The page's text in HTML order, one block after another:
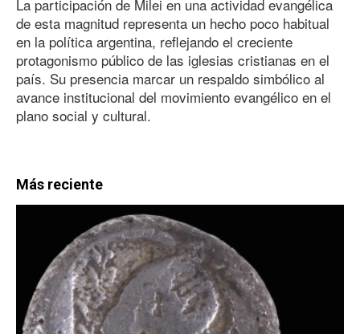
La participación de Milei en una actividad evangélica
de esta magnitud representa un hecho poco habitual
en la política argentina, reflejando el creciente
protagonismo público de las iglesias cristianas en el
país. Su presencia marcar un respaldo simbólico al
avance institucional del movimiento evangélico en el
plano social y cultural.
Más reciente